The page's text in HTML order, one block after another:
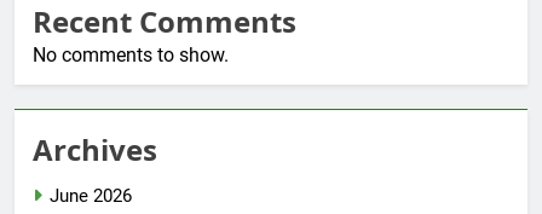
Recent Comments
No comments to show.
Archives
June 2026